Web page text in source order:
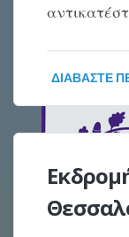
ΔΙΑΒΆΣΤΕ